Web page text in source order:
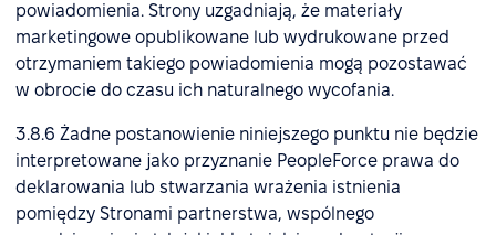
powiadomienia. Strony uzgadniają, że materiały
marketingowe opublikowane lub wydrukowane przed
otrzymaniem takiego powiadomienia mogą pozostawać
w obrocie do czasu ich naturalnego wycofania.
3.8.6 Żadne postanowienie niniejszego punktu nie będzie
interpretowane jako przyznanie PeopleForce prawa do
deklarowania lub stwarzania wrażenia istnienia
pomiędzy Stronami partnerstwa, wspólnego